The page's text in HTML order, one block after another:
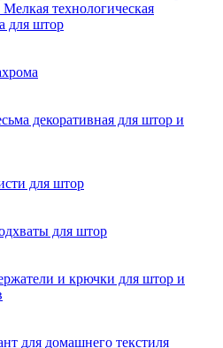
технологическая
для штор
декоративная для штор и
для штор
для штор
и крючки для штор и
для домашнего текстиля